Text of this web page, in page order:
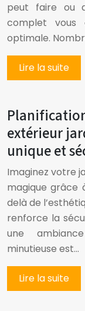
peut faire ou
complet vous
optimale.
Lire la suite
extérieur
unique et
Imaginez votre
magique grâce
delà de
renforce la
une
minutieuse est…
Lire la suite